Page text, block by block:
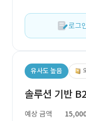
로그
유사도 높음
솔루션 기반
예상 금액